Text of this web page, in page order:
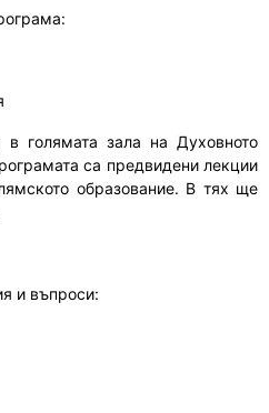
голямата зала на Духовното
са предвидени лекции
образование. В тях ще
и въпроси: